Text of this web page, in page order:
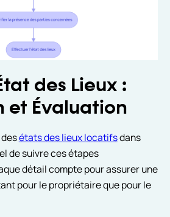
des Lieux :
et Évaluation
états des lieux locatifsdans
de suivre ces étapes
détail compte pour assurer une
pour le propriétaire que pour le